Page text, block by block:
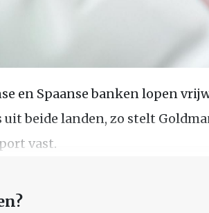
en Spaanse banken lopen
beide landen, zo stelt
vast.